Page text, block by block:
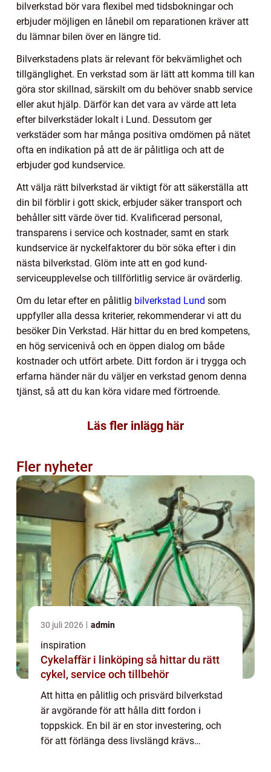
bilverkstad bör vara flexibel med tidsbokningar och
erbjuder möjligen en lånebil om reparationen kräver att
du lämnar bilen över en längre tid.
Bilverkstadens plats är relevant för bekvämlighet och
tillgänglighet. En verkstad som är lätt att komma till kan
göra stor skillnad, särskilt om du behöver snabb service
eller akut hjälp. Därför kan det vara av värde att leta
efter bilverkstäder lokalt i Lund. Dessutom ger
verkstäder som har många positiva omdömen på nätet
ofta en indikation på att de är pålitliga och att de
erbjuder god kundservice.
Att välja rätt bilverkstad är viktigt för att säkerställa att
din bil förblir i gott skick, erbjuder säker transport och
behåller sitt värde över tid. Kvalificerad personal,
transparens i service och kostnader, samt en stark
kundservice är nyckelfaktorer du bör söka efter i din
nästa bilverkstad. Glöm inte att en god kund-
serviceupplevelse och tillförlitlig service är ovärderlig.
Om du letar efter en pålitlig bilverkstad Lund som
uppfyller alla dessa kriterier, rekommenderar vi att du
besöker Din Verkstad. Här hittar du en bred kompetens,
en hög servicenivå och en öppen dialog om både
kostnader och utfört arbete. Ditt fordon är i trygga och
erfarna händer när du väljer en verkstad genom denna
tjänst, så att du kan köra vidare med förtroende.
Läs fler inlägg här
Fler nyheter
30 juli 2026 admin
inspiration
Cykelaffär i linköping så hittar du rätt
cykel, service och tillbehör
Att hitta en pålitlig och prisvärd bilverkstad
är avgörande för att hålla ditt fordon i
toppskick. En bil är en stor investering, och
för att förlänga dess livslängd krävs